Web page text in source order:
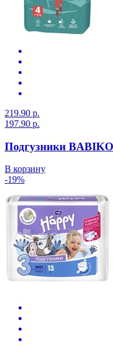
219.90 р.
197.90 р.
Подгузники
В корзину
-19%